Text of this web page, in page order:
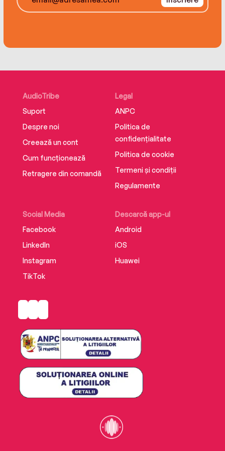
AudioTribe
Suport
Despre noi
Creează un cont
Cum funcționează
Retragere din comandă
Social Media
Facebook
LinkedIn
Instagram
TikTok
Descarcă app-ul
Android
iOS
Huawei
Legal
ANPC
Politica de
confidențialitate
Politica de cookie
Termeni și condiții
Regulamente